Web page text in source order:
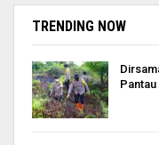
TRENDING NOW